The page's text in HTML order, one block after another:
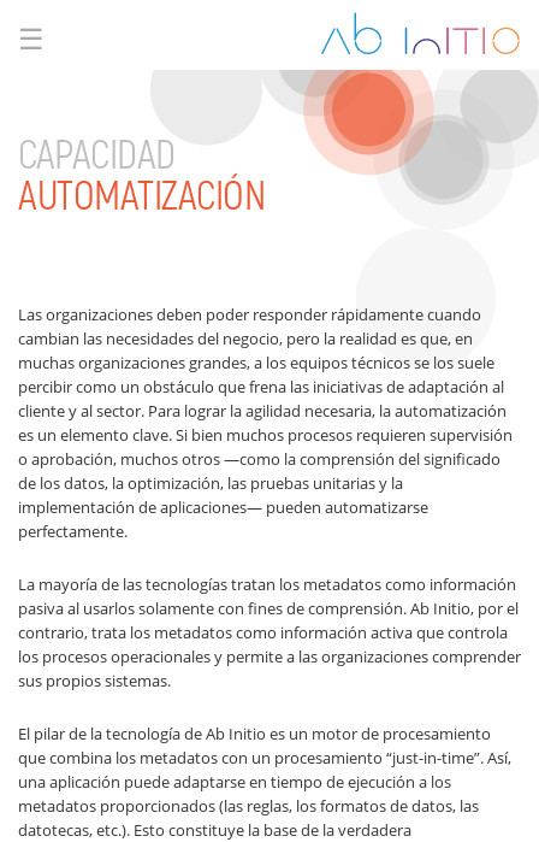
☰
CAPACIDAD
AUTOMATIZACIÓN
Las organizaciones deben poder responder rápidamente cuando
cambian las necesidades del negocio, pero la realidad es que, en
muchas organizaciones grandes, a los equipos técnicos se los suele
percibir como un obstáculo que frena las iniciativas de adaptación al
cliente y al sector. Para lograr la agilidad necesaria, la automatización
es un elemento clave. Si bien muchos procesos requieren supervisión
o aprobación, muchos otros —como la comprensión del significado
de los datos, la optimización, las pruebas unitarias y la
implementación de aplicaciones— pueden automatizarse
perfectamente.
La mayoría de las tecnologías tratan los metadatos como información
pasiva al usarlos solamente con fines de comprensión. Ab Initio, por el
contrario, trata los metadatos como información activa que controla
los procesos operacionales y permite a las organizaciones comprender
sus propios sistemas.
El pilar de la tecnología de Ab Initio es un motor de procesamiento
que combina los metadatos con un procesamiento “just-in-time”. Así,
una aplicación puede adaptarse en tiempo de ejecución a los
metadatos proporcionados (las reglas, los formatos de datos, las
datotecas, etc.). Esto constituye la base de la verdadera